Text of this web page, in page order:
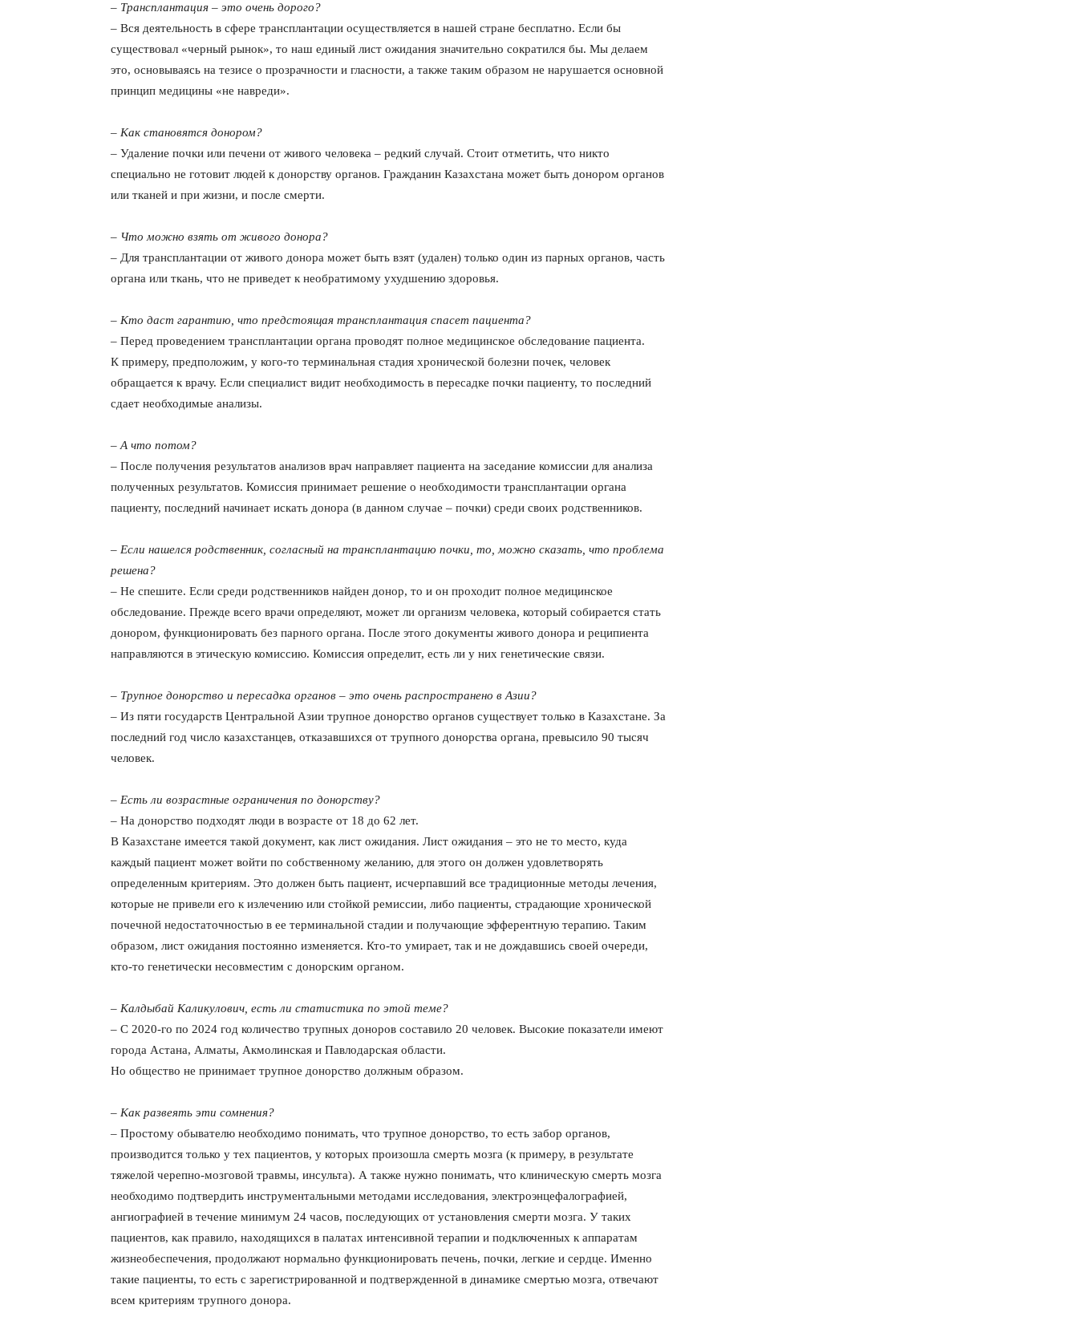
– Трансплантация – это очень дорого?
– Вся деятельность в сфере трансплантации осуществляется в нашей стране бесплатно. Если бы
существовал «черный рынок», то наш единый лист ожидания значительно сократился бы. Мы делаем
это, основываясь на тезисе о прозрачности и гласности, а также таким образом не нарушается основной
принцип медицины «не навреди».
– Как становятся донором?
– Удаление почки или печени от живого человека – редкий случай. Стоит отметить, что никто
специально не готовит людей к донорству органов. Гражданин Казахстана может быть донором органов
или тканей и при жизни, и после смерти.
– Что можно взять от живого донора?
– Для трансплантации от живого донора может быть взят (удален) только один из парных органов, часть
органа или ткань, что не приведет к необратимому ухудшению здоровья.
– Кто даст гарантию, что предстоящая трансплантация спасет пациента?
– Перед проведением трансплантации органа проводят полное медицинское обследование пациента.
К примеру, предположим, у кого-то терминальная стадия хронической болезни почек, человек
обращается к врачу. Если специалист видит необходимость в пересадке почки пациенту, то последний
сдает необходимые анализы.
– А что потом?
– После получения результатов анализов врач направляет пациента на заседание комиссии для анализа
полученных результатов. Комиссия принимает решение о необходимости трансплантации органа
пациенту, последний начинает искать донора (в данном случае – почки) среди своих родственников.
– Если нашелся родственник, согласный на трансплантацию почки, то, можно сказать, что проблема
решена?
– Не спешите. Если среди родственников найден донор, то и он проходит полное медицинское
обследование. Прежде всего врачи определяют, может ли организм человека, который собирается стать
донором, функционировать без парного органа. После этого документы живого донора и реципиента
направляются в этическую комиссию. Комиссия определит, есть ли у них генетические связи.
– Трупное донорство и пересадка органов – это очень распространено в Азии?
– Из пяти государств Центральной Азии трупное донорство органов существует только в Казахстане. За
последний год число казахстанцев, отказавшихся от трупного донорства органа, превысило 90 тысяч
человек.
– Есть ли возрастные ограничения по донорству?
– На донорство подходят люди в возрасте от 18 до 62 лет.
В Казахстане имеется такой документ, как лист ожидания. Лист ожидания – это не то место, куда
каждый пациент может войти по собственному желанию, для этого он должен удовлетворять
определенным критериям. Это должен быть пациент, исчерпавший все традиционные методы лечения,
которые не привели его к излечению или стойкой ремиссии, либо пациенты, страдающие хронической
почечной недостаточностью в ее терминальной стадии и получающие эфферентную терапию. Таким
образом, лист ожидания постоянно изменяется. Кто-то умирает, так и не дождавшись своей очереди,
кто-то генетически несовместим с донорским органом.
– Калдыбай Каликулович, есть ли статистика по этой теме?
– С 2020-го по 2024 год количество трупных доноров составило 20 человек. Высокие показатели имеют
города Астана, Алматы, Акмолинская и Павлодарская области.
Но общество не принимает трупное донорство должным образом.
– Как развеять эти сомнения?
– Простому обывателю необходимо понимать, что трупное донорство, то есть забор органов,
производится только у тех пациентов, у которых произошла смерть мозга (к примеру, в результате
тяжелой черепно-мозговой травмы, инсульта). А также нужно понимать, что клиническую смерть мозга
необходимо подтвердить инструментальными методами исследования, электроэнцефалографией,
ангиографией в течение минимум 24 часов, последующих от установления смерти мозга. У таких
пациентов, как правило, находящихся в палатах интенсивной терапии и подключенных к аппаратам
жизнеобеспечения, продолжают нормально функционировать печень, почки, легкие и сердце. Именно
такие пациенты, то есть с зарегистрированной и подтвержденной в динамике смертью мозга, отвечают
всем критериям трупного донора.